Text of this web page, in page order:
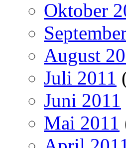
Oktober
August
Juli 2011
Juni 2011
Mai 2011